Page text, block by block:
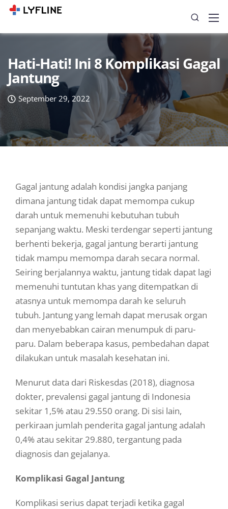
Hati-Hati! Ini 8 Komplikasi Gagal
Jantung
September 29, 2022
Gagal jantung adalah kondisi jangka panjang
dimana jantung tidak dapat memompa cukup
darah untuk memenuhi kebutuhan tubuh
sepanjang waktu. Meski terdengar seperti jantung
berhenti bekerja, gagal jantung berarti jantung
tidak mampu memompa darah secara normal.
Seiring berjalannya waktu, jantung tidak dapat lagi
memenuhi tuntutan khas yang ditempatkan di
atasnya untuk memompa darah ke seluruh
tubuh. Jantung yang lemah dapat merusak organ
dan menyebabkan cairan menumpuk di paru-
paru. Dalam beberapa kasus, pembedahan dapat
dilakukan untuk masalah kesehatan ini.
Menurut data dari Riskesdas (2018), diagnosa
dokter, prevalensi gagal jantung di Indonesia
sekitar 1,5% atau 29.550 orang. Di sisi lain,
perkiraan jumlah penderita gagal jantung adalah
0,4% atau sekitar 29.880, tergantung pada
diagnosis dan gejalanya.
Komplikasi Gagal Jantung
Komplikasi serius dapat terjadi ketika gagal